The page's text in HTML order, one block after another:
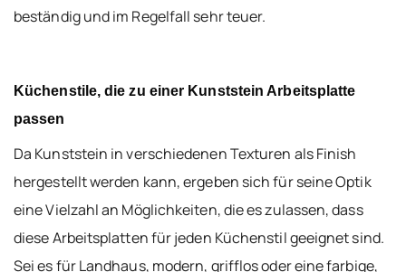
beständig und im Regelfall sehr teuer.
Küchenstile, die zu einer Kunststein Arbeitsplatte
passen
Da Kunststein in verschiedenen Texturen als Finish
hergestellt werden kann, ergeben sich für seine Optik
eine Vielzahl an Möglichkeiten, die es zulassen, dass
diese Arbeitsplatten für jeden Küchenstil geeignet sind.
Sei es für Landhaus, modern, grifflos oder eine farbige,